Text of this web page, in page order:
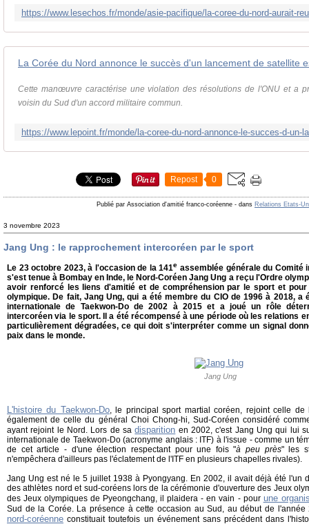
La Corée du Nord annonce le succès d'un lancement de satellite
Cette manœuvre caractérise une violation des résolutions de l'ONU et a
voisin du Sud d'un accord militaire commun.
Repost 0
Publié par Association d'amitié franco-coréenne - dans Relations Etats-
3 novembre 2023
Jang Ung : le rapprochement intercoréen par le sport
Le 23 octobre 2023, à l'occasion de la 141e assemblée générale du Comité
s'est tenue à Bombay en Inde, le Nord-Coréen Jang Ung a reçu l'Ordre
avoir renforcé les liens d'amitié et de compréhension par le sport et
olympique. De fait, Jang Ung, qui a été membre du CIO de 1996 à 2018, a
internationale de Taekwon-Do de 2002 à 2015 et a joué un rôle
intercoréen via le sport. Il a été récompensé à une période où les relations
particulièrement dégradées, ce qui doit s'interpréter comme un signal
paix dans le monde.
Jang Ung
L'histoire du Taekwon-Do , le principal sport martial coréen, rejoint celle
également de celle du général Choi Chong-hi, Sud-Coréen considéré
ayant rejoint le Nord. Lors de sadisparition en 2002, c'est Jang Ung qui lui
internationale de Taekwon-Do (acronyme anglais : ITF) à l'issue - comme un
de cet article - d'une élection respectant pour une fois "à peu près" les
n'empêchera d'ailleurs pas l'éclatement de l'ITF en plusieurs chapelles rivales).
Jang Ung est né le 5 juillet 1938 à Pyongyang. En 2002, il avait déjà été l'un
des athlètes nord et sud-coréens lors de la cérémonie d'ouverture des Jeux
des Jeux olympiques de Pyeongchang, il plaidera - en vain - pour une
Sud de la Corée. La présence à cette occasion au Sud, au début de
nord-coréenne constituait toutefois un événement sans précédent dans